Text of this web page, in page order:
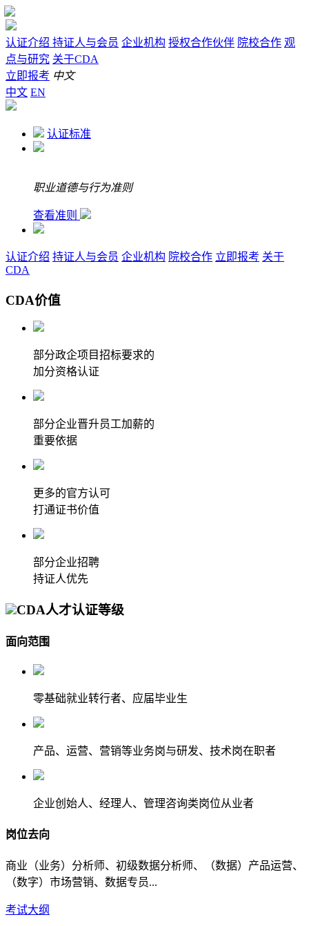
认证介绍 持证人与会员 企业机构 授权合作伙伴 院校合作 观
点与研究 关于CDA
立即报考 中文
中文 EN
认证标准
职业道德与行为准则
查看准则
认证介绍 持证人与会员 企业机构 院校合作 立即报考 关于
CDA
CDA价值
部分政企项目招标要求的
加分资格认证
部分企业晋升员工加薪的
重要依据
更多的官方认可
打通证书价值
部分企业招聘
持证人优先
CDA人才认证等级
面向范围
零基础就业转行者、应届毕业生
产品、运营、营销等业务岗与研发、技术岗在职者
企业创始人、经理人、管理咨询类岗位从业者
岗位去向
商业（业务）分析师、初级数据分析师、（数据）产品运营、
（数字）市场营销、数据专员...
考试大纲